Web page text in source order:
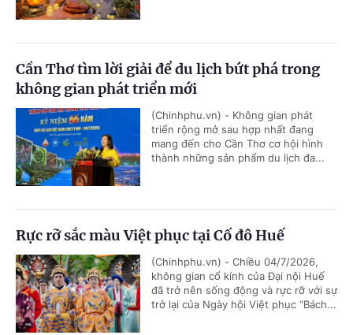
Cần Thơ tìm lời giải để du lịch bứt phá trong
không gian phát triển mới
(Chinhphu.vn) - Không gian phát
triển rộng mở sau hợp nhất đang
mang đến cho Cần Thơ cơ hội hình
thành những sản phẩm du lịch đa...
Rực rỡ sắc màu Việt phục tại Cố đô Huế
(Chinhphu.vn) - Chiều 04/7/2026,
không gian cổ kính của Đại nội Huế
đã trở nên sống động và rực rỡ với sự
trở lại của Ngày hội Việt phục “Bách...